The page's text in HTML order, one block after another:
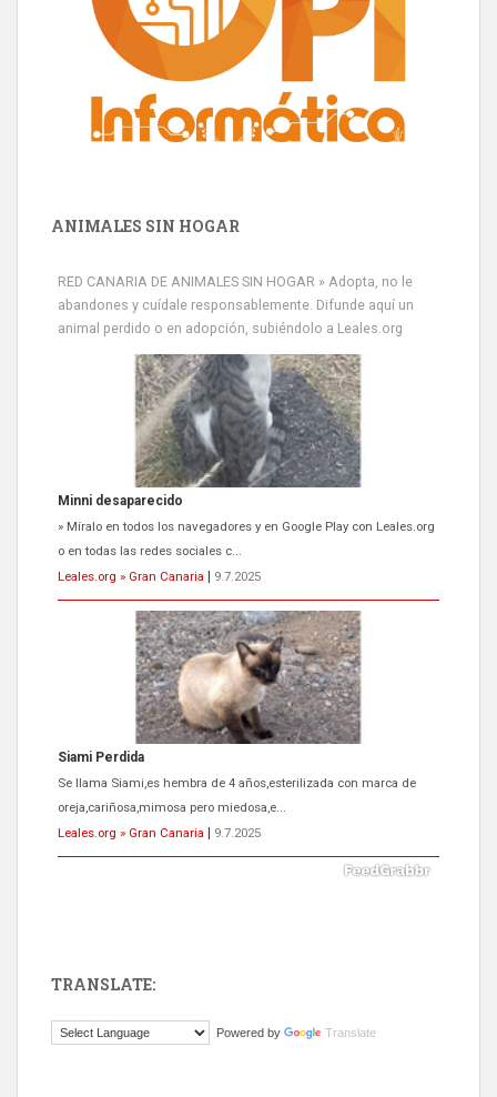
ANIMALES SIN HOGAR
RED CANARIA DE ANIMALES SIN HOGAR » Adopta, no le
abandones y cuídale responsablemente. Difunde aquí un
animal perdido o en adopción, subiéndolo a Leales.org
Minni desaparecido
» Míralo en todos los navegadores y en Google Play con Leales.org
o en todas las redes sociales c...
Leales.org » Gran Canaria
9.7.2025
Siami Perdida
Se llama Siami,es hembra de 4 años,esterilizada con marca de
oreja,cariñosa,mimosa pero miedosa,e...
Leales.org » Gran Canaria
9.7.2025
El ayuntamiento se va a llevar a Los Gatos callejeros de la zona los
TRANSLATE:
Powered by Translate